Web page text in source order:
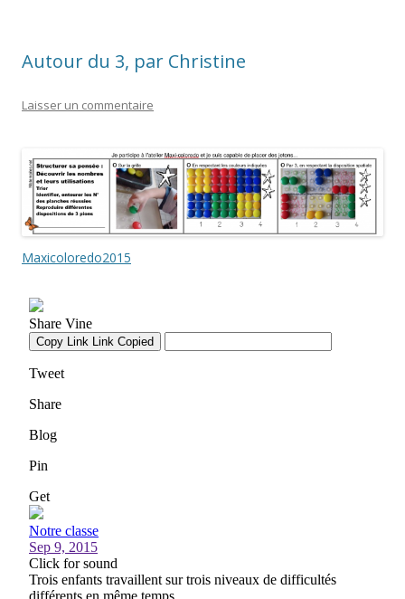
Autour du 3, par Christine
Laisser un commentaire
Maxicoloredo2015